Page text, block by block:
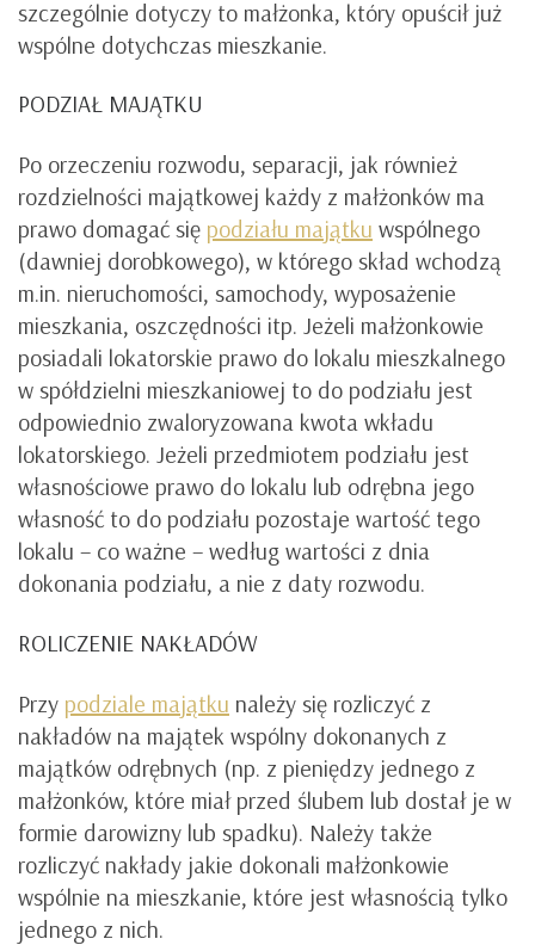
szczególnie dotyczy to małżonka, który opuścił już
wspólne dotychczas mieszkanie.
PODZIAŁ MAJĄTKU
Po orzeczeniu rozwodu, separacji, jak również
rozdzielności majątkowej każdy z małżonków ma
prawo domagać się podziału majątku wspólnego
(dawniej dorobkowego), w którego skład wchodzą
m.in. nieruchomości, samochody, wyposażenie
mieszkania, oszczędności itp. Jeżeli małżonkowie
posiadali lokatorskie prawo do lokalu mieszkalnego
w spółdzielni mieszkaniowej to do podziału jest
odpowiednio zwaloryzowana kwota wkładu
lokatorskiego. Jeżeli przedmiotem podziału jest
własnościowe prawo do lokalu lub odrębna jego
własność to do podziału pozostaje wartość tego
lokalu – co ważne – według wartości z dnia
dokonania podziału, a nie z daty rozwodu.
ROLICZENIE NAKŁADÓW
Przy podziale majątku należy się rozliczyć z
nakładów na majątek wspólny dokonanych z
majątków odrębnych (np. z pieniędzy jednego z
małżonków, które miał przed ślubem lub dostał je w
formie darowizny lub spadku). Należy także
rozliczyć nakłady jakie dokonali małżonkowie
wspólnie na mieszkanie, które jest własnością tylko
jednego z nich.